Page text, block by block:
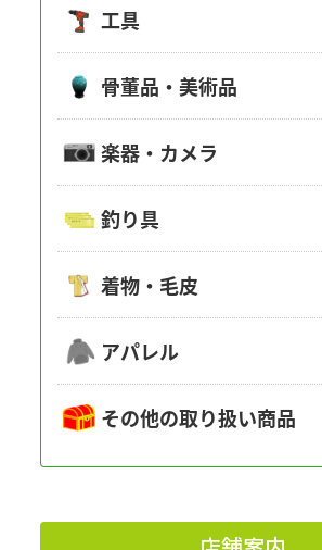
工具
骨董品・美術品
楽器・カメラ
釣り具
着物・毛皮
アパレル
その他の取り扱い商品